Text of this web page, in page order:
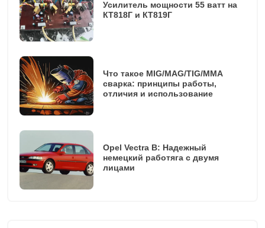
Усилитель мощности 55 ватт на
КТ818Г и КТ819Г
Что такое MIG/MAG/TIG/MMA
сварка: принципы работы,
отличия и использование
Opel Vectra B: Надежный
немецкий работяга с двумя
лицами